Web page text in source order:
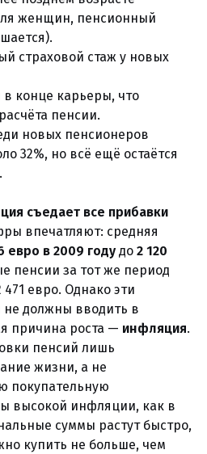
женщин, пенсионный
страховой стаж у новых
конце карьеры, что
пенсии.
новых пенсионеров
32%, но всё ещё остаётся
съедает все прибавки
впечатляют: средняя
евро в 2009 году до 2 120
пенсии за тот же период
471 евро. Однако эти
должны вводить в
причина роста — инфляция.
пенсий лишь
жизни, а не
покупательную
высокой инфляции, как в
суммы растут быстро,
купить не больше, чем